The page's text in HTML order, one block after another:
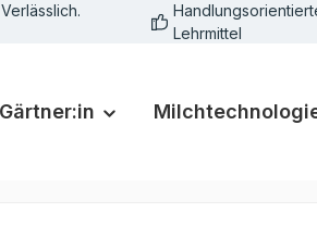
Lehrmittel
Gärtner:in